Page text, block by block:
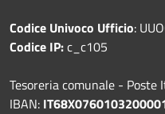
Codice Univoco Ufficio:
Codice IP:c_c105
Tesoreria comunale - Poste
IBAN: